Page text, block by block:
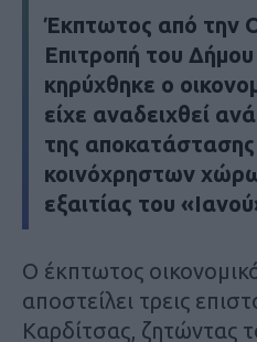
Έκπτωτος από την
Επιτροπή του
κηρύχθηκε ο
είχε αναδειχθεί
της
κοινόχρηστων
εξαιτίας του
Ο έκπτωτος
αποστείλει τρεις
Καρδίτσας, ζητώντας